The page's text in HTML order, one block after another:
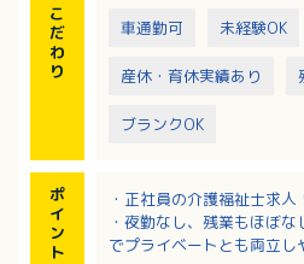
こ
だ
わ
り
車通勤可 未経験OK
産休・育休実績あり
ブランクOK
ポ
イ
ン
ト
・正社員の介護福祉士求人
・夜勤なし、残業もほぼ
でプライベートとも両立し